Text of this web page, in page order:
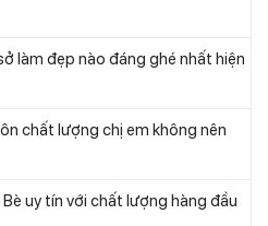
làm đẹp nào đáng ghé nhất hiện
chất lượng chị em không nên
uy tín với chất lượng hàng đầu